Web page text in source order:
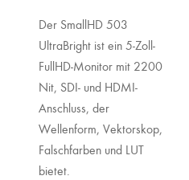
Der SmallHD 503
UltraBright ist ein 5-Zoll-
FullHD-Monitor mit 2200
Nit, SDI- und HDMI-
Anschluss, der
Wellenform, Vektorskop,
Falschfarben und LUT
bietet.